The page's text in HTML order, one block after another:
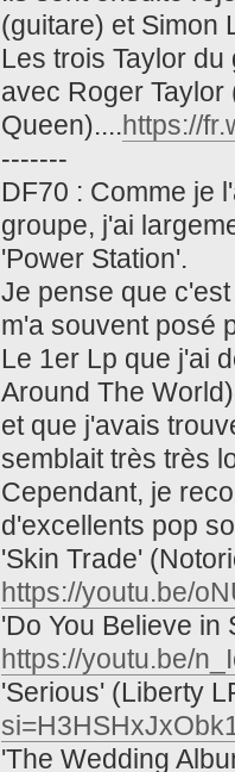
(guitare) et Simon
Les trois Taylor
avec Roger
Queen)....https://
-------
DF70 : Comme je
groupe, j'ai
'Power Station'.
Je pense que
m'a souvent posé
Le 1er Lp que j'ai
Around The
et que j'avais
semblait très très
Cependant, je
d'excellents pop
'Skin Trade'
https://youtu.be/
'Do You Believe in
https://youtu.be/
'Serious' (Liberty
'The Wedding